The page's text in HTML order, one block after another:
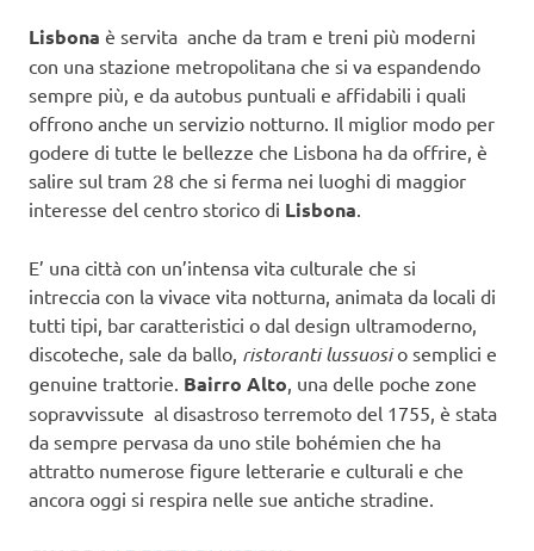
Lisbona è servita anche da tram e treni più moderni
con una stazione metropolitana che si va espandendo
sempre più, e da autobus puntuali e affidabili i quali
offrono anche un servizio notturno. Il miglior modo per
godere di tutte le bellezze che Lisbona ha da offrire, è
salire sul tram 28 che si ferma nei luoghi di maggior
interesse del centro storico di Lisbona.
E’ una città con un’intensa vita culturale che si
intreccia con la vivace vita notturna, animata da locali di
tutti tipi, bar caratteristici o dal design ultramoderno,
discoteche, sale da ballo, ristoranti lussuosio semplici e
genuine trattorie. Bairro Alto, una delle poche zone
sopravvissute al disastroso terremoto del 1755, è stata
da sempre pervasa da uno stile bohémien che ha
attratto numerose figure letterarie e culturali e che
ancora oggi si respira nelle sue antiche stradine.